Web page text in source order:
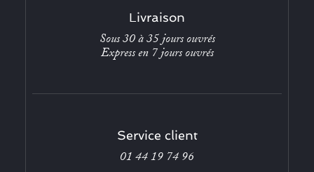
Livraison
Sous 30 à 35 jours ouvrés
Express en 7 jours ouvrés
Service client
01 44 19 74 96